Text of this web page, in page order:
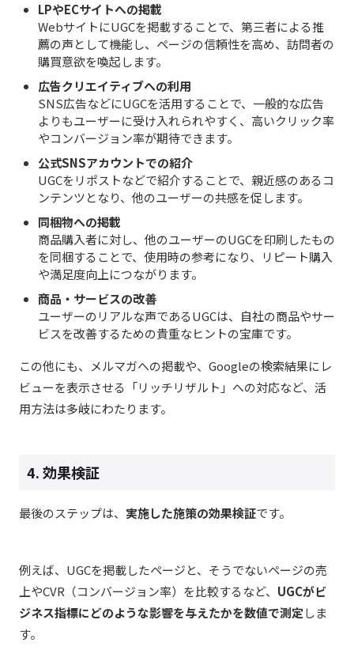
LPやECサイトへの掲載
WebサイトにUGCを掲載することで、第三者による推
薦の声として機能し、ページの信頼性を高め、訪問者の
購買意欲を喚起します。
広告クリエイティブへの利用
SNS広告などにUGCを活用することで、一般的な広告
よりもユーザーに受け入れられやすく、高いクリック率
やコンバージョン率が期待できます。
公式SNSアカウントでの紹介
UGCをリポストなどで紹介することで、親近感のあるコ
ンテンツとなり、他のユーザーの共感を促します。
同梱物への掲載
商品購入者に対し、他のユーザーのUGCを印刷したもの
を同梱することで、使用時の参考になり、リピート購入
や満足度向上につながります。
商品・サービスの改善
ユーザーのリアルな声であるUGCは、自社の商品やサー
ビスを改善するための貴重なヒントの宝庫です。
この他にも、メルマガへの掲載や、Googleの検索結果にレ
ビューを表示させる「リッチリザルト」への対応など、活
用方法は多岐にわたります。
4. 効果検証
最後のステップは、 実施した施策の効果検証です。
例えば、UGCを掲載したページと、そうでないページの売
上やCVR（コンバージョン率）を比較するなど、 UGCがビ
ジネス指標にどのような影響を与えたかを数値で測定しま
す。